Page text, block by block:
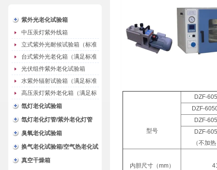
紫外光老化试验箱
中压汞灯紫外线箱
立式紫外光耐候试验箱（标准
型）
台式紫外光老化箱（满足标准
GB/T16776）
光伏组件紫外老化试验箱
水紫外辐射试验箱（满足标准
JC485-1992）
高压汞灯紫外老化箱（满足标
准GB/T16777）
氙灯老化试验箱
氙灯老化灯管/紫外老化灯管
（耗材）
臭氧老化试验箱
换气老化试验箱/空气热老化试
验箱
真空干燥箱
型号
DZF-
DZF-
DZF-
DZF-
（不加
内胆尺寸（mm）